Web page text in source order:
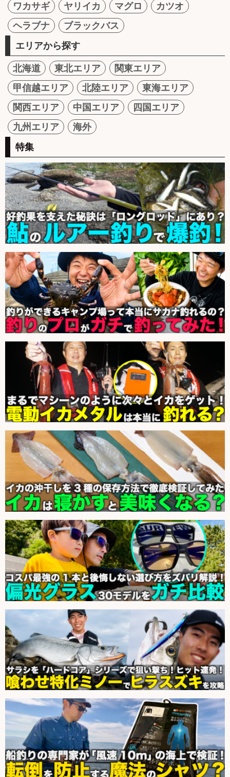
ワカサギ
ヤリイカ マグロ
カツオ
ヘラブナ
ブラックバス
エリアから探す
北海道 東北エリア
関東エリア
甲信越エリア
北陸エリア
東海エリア
関西エリア
中国エリア
四国エリア
九州エリア
海外
特集